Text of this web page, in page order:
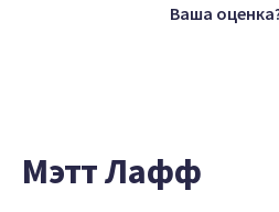
Ваша
Мэтт Лафф